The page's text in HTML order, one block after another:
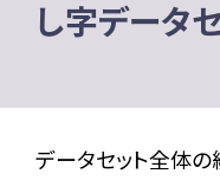
し字データ
データセット全体の